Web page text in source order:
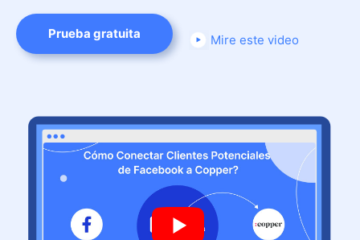
Prueba gratuita Mire este video